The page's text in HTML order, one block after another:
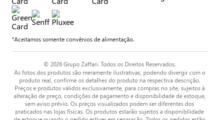
*Aceitamos somente convênios de alimentação.
© 2026 Grupo Zaffari. Todos os Direitos Reservados.
As fotos dos produtos são meramente ilustrativas, podendo divergir com o
produto real, confirme os detalhes do produto na respectiva descrição.
Preços e produtos válidos exclusivamente, para compras no site, sujeitos à
alteração de preço, condições de pagamento e disponibilidade de estoque,
sem aviso prévio. Os preços visualizados podem ser diferentes dos
praticados nas lojas físicas. Os produtos estarão sujeitos a disponibilidade